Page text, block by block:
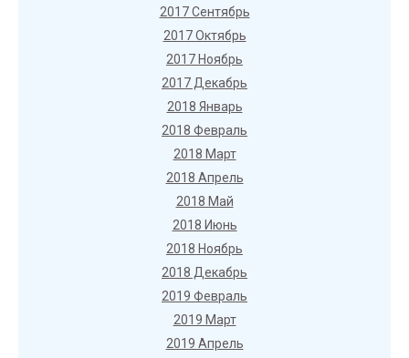
2017 Сентябрь
2017 Октябрь
2017 Ноябрь
2017 Декабрь
2018 Январь
2018 Февраль
2018 Март
2018 Апрель
2018 Май
2018 Июнь
2018 Ноябрь
2018 Декабрь
2019 Февраль
2019 Март
2019 Апрель